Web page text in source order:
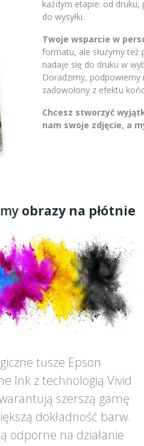
każdym etapie: od druku,
do wysyłki.
Twoje wsparcie w
formatu, ale służymy też
nadaje się do druku w
Doradzimy, podpowiemy
zadowolony z efektu
Chcesz stworzyć
nam swoje zdjęcie, a
obrazy na płótnie
tusze Epson
Ink z technologią Vivid
szerszą gamę
dokładność barw.
odporne na działanie